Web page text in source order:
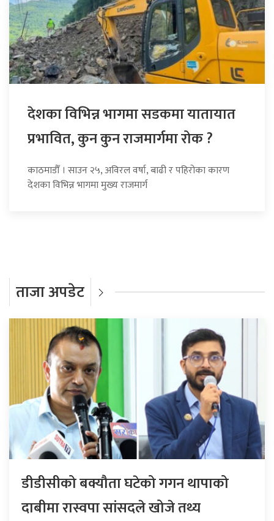
देशका विभिन्न भागमा सडकमा यातायात
प्रभावित, कुन कुन राजमार्गमा रोक ?
काठमाडौँ । साउन २५, अविरल वर्षा, बाढी र पहिरोका कारण
देशका विभिन्न भागमा मुख्य राजमार्ग
ताजा अपडेट
डीडीसीको बक्यौता घटेको गगन थापाको
दाबीमा रास्वपा सांसदले खोजे तथ्य